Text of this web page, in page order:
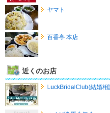
ヤマト
百香亭 本店
近くのお店
LuckBridalClub(結婚相